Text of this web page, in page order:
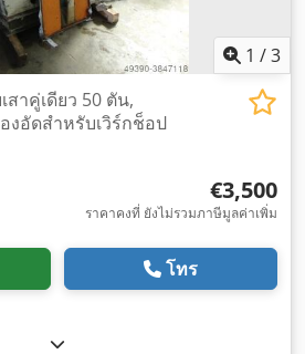
1 /3
าคู่เดียว 50 ตัน,
งอัดสำหรับเวิร์กช็อป
€3,500
ราคาคงที่ ยังไม่รวมภาษีมูลค่าเพิ่ม
โทร